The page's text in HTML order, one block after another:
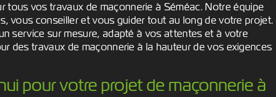
tous vos travaux de maçonnerie à Séméac. Notre équipe
vous conseiller et vous guider tout au long de votre projet.
service sur mesure, adapté à vos attentes et à votre
des travaux de maçonnerie à la hauteur de vos exigences
pour votre projet de maçonnerie à